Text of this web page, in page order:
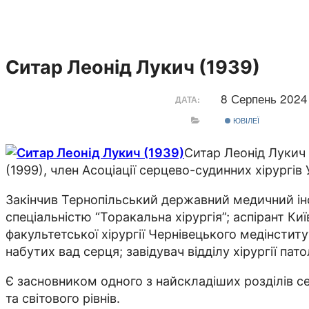
Ситар Леонід Лукич (1939)
ДАТА: 8 Серпень
ЮВІЛЕЇ
Ситар Леонід Лукич
(1999), член Асоціації серцево-судинних хірургів
Закінчив Тернопільський державний медичний
спеціальністю “Торакальна хірургія”; аспірант
факультетської хірургії Чернівецького
набутих вад серця; завідувач відділу хірургії
Є засновником одного з найскладіших розділів
та світового рівнів.